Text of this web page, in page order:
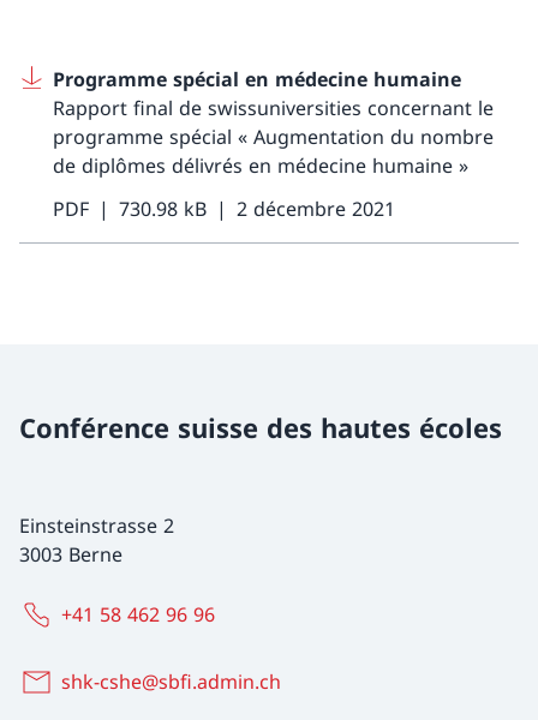
Programme spécial en médecine humaine
Rapport final de swissuniversities concernant le
programme spécial « Augmentation du nombre
de diplômes délivrés en médecine humaine »
PDF
730.98 kB 2 décembre 2021
Conférence suisse des hautes écoles
Einsteinstrasse 2
3003 Berne
+41 58 462 96 96
shk-cshe@sbfi.admin.ch